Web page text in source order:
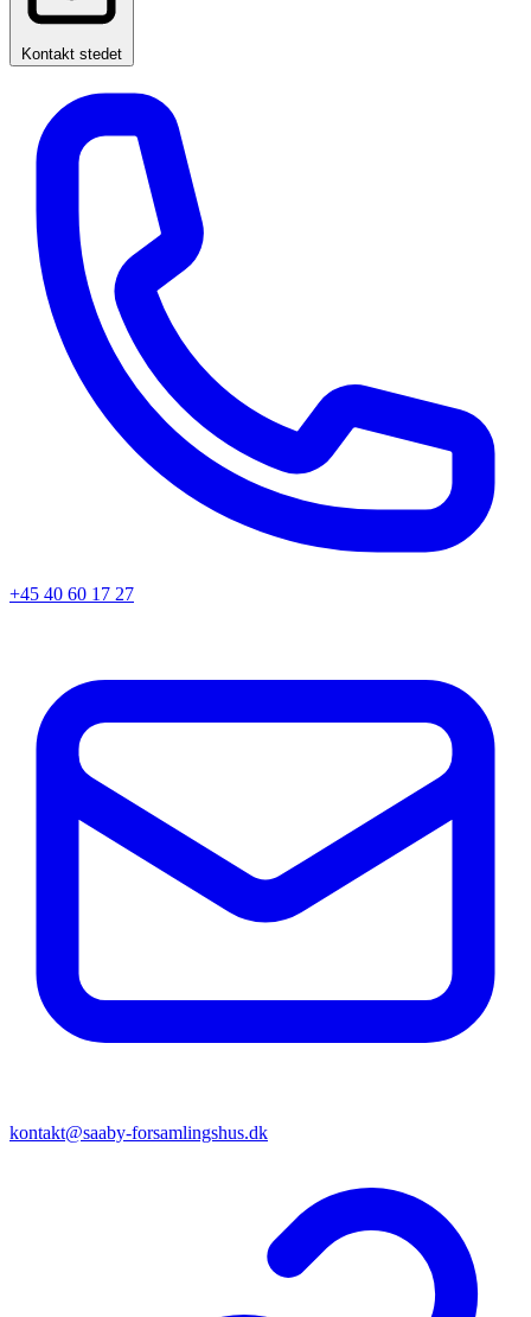
Kontakt stedet
+45 40 60 17 27
kontakt@saaby-forsamlingshus.dk